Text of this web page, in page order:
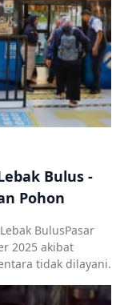
Bulus -
Pohon
BulusPasar
2025 akibat
tidak dilayani.